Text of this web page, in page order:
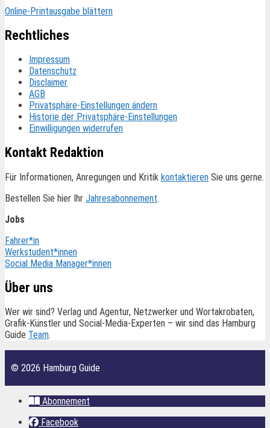
Online-Printausgabe blättern
Rechtliches
Impressum
Datenschutz
Disclaimer
AGB
Privatsphäre-Einstellungen ändern
Historie der Privatsphäre-Einstellungen
Einwilligungen widerrufen
Kontakt Redaktion
Für Informationen, Anregungen und Kritik kontaktieren Sie uns gerne.
Bestellen Sie hier Ihr Jahresabonnement.
Jobs
Fahrer*in
Werkstudent*innen
Social Media Manager*innen
Über uns
Wer wir sind? Verlag und Agentur, Netzwerker und Wortakrobaten,
Grafik-Künstler und Social-Media-Experten – wir sind das Hamburg
Guide Team.
© 2026 Hamburg Guide
Abonnement
Facebook